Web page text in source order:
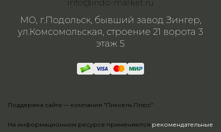
На информационном ресурсе применяются рекомендательные
info@indo-market.ru
МО, г.Подольск, бывший завод Зингер,
ул.Комсомольская, строение 21 ворота 3
этаж 5
Поддержка сайта — компания "Пиксель Плюс"